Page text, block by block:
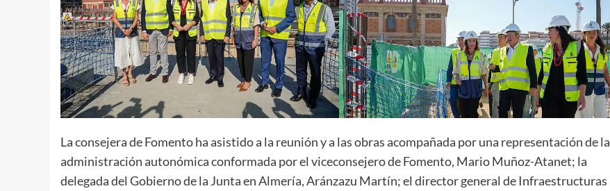
La consejera de Fomento ha asistido a la reunión y a las obras acompañada por una representación de la
administración autonómica conformada por el viceconsejero de Fomento, Mario Muñoz-Atanet; la
delegada del Gobierno de la Junta en Almería, Aránzazu Martín; el director general de Infraestructuras